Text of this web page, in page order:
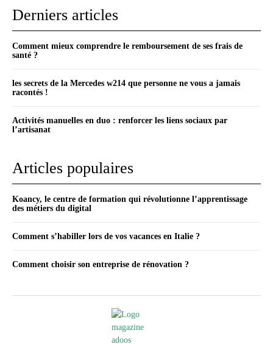
Derniers articles
Comment mieux comprendre le remboursement de ses frais de
santé ?
les secrets de la Mercedes w214 que personne ne vous a jamais
racontés !
Activités manuelles en duo : renforcer les liens sociaux par
l’artisanat
Articles populaires
Koancy, le centre de formation qui révolutionne l’apprentissage
des métiers du digital
Comment s’habiller lors de vos vacances en Italie ?
Comment choisir son entreprise de rénovation ?